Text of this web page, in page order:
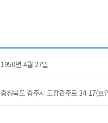
1950년 4월 27일
충청북도 충주시도장관주로 34-17(호